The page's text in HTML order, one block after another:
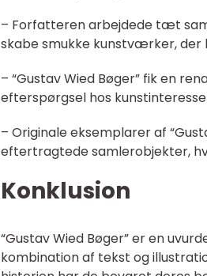
– Forfatteren arbejdede tæt
skabe smukke kunstværker,
– “Gustav Wied Bøger” fik en
efterspørgsel hos
– Originale eksemplarer af
eftertragtede samlerobjekter,
Konklusion
“Gustav Wied Bøger” er en
kombination af tekst og